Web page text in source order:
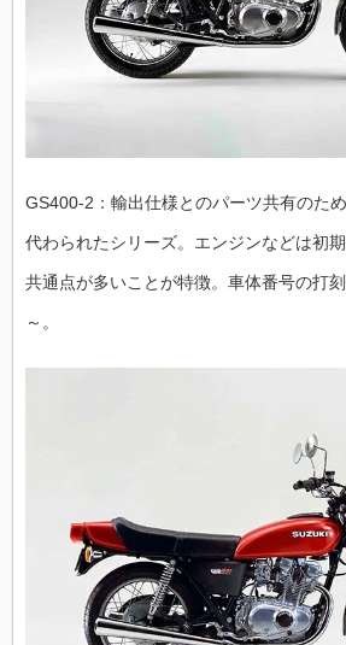
GS400-2：輸出仕様とのパーツ共有のた
代わられたシリーズ。エンジンなどは初
共通点が多いことが特徴。車体番号の打
～。